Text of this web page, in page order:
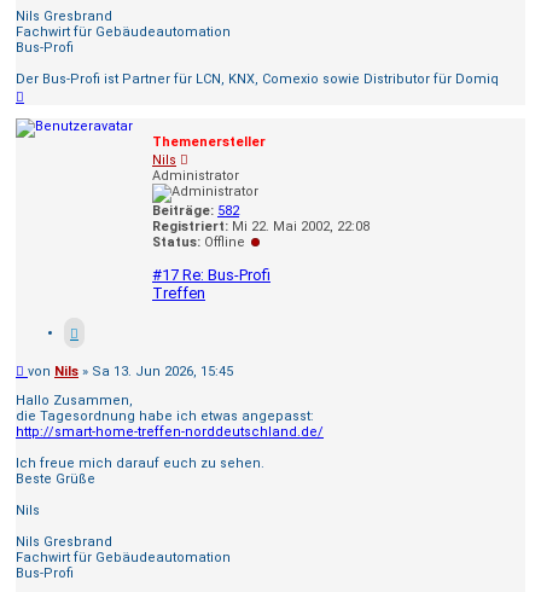
Nils Gresbrand
Fachwirt für Gebäudeautomation
Bus-Profi
Der Bus-Profi ist Partner für LCN, KNX, Comexio sowie Distributor für Domiq
oben
Themenersteller
Nils
Administrator
Beiträge: 582
Registriert: Mi 22. Mai 2002, 22:08
Status: Offline
#17 Re: Bus-Profi
Treffen
Beitrag
von Nils » Sa 13. Jun 2026, 15:45
Hallo Zusammen,
die Tagesordnung habe ich etwas angepasst:
http://smart-home-treffen-norddeutschland.de/
Ich freue mich darauf euch zu sehen.
Beste Grüße
Nils
Nils Gresbrand
Fachwirt für Gebäudeautomation
Bus-Profi